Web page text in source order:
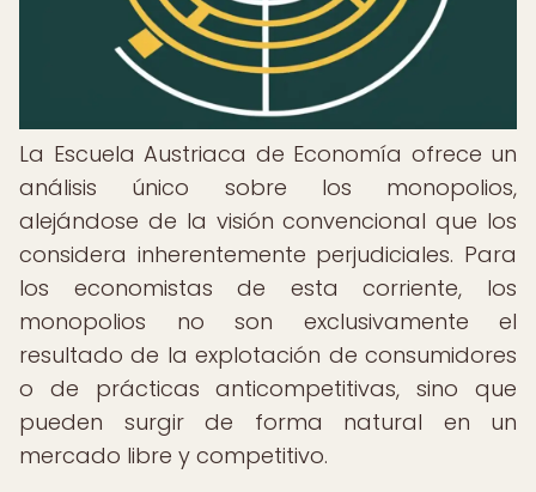
La Escuela Austriaca de Economía ofrece un
análisis único sobre los monopolios,
alejándose de la visión convencional que los
considera inherentemente perjudiciales. Para
los economistas de esta corriente, los
monopolios no son exclusivamente el
resultado de la explotación de consumidores
o de prácticas anticompetitivas, sino que
pueden surgir de forma natural en un
mercado libre y competitivo.